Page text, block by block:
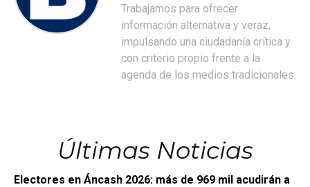
Trabajamos para ofrecer
información alternativa y veraz,
impulsando una ciudadanía crítica y
con criterio propio frente a la
agenda de los medios tradicionales.
Últimas Noticias
Electores en Áncash 2026: más de 969 mil acudirán a